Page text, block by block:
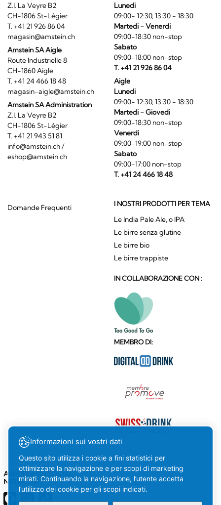
Z.I. La Veyre B2
CH-1806 St-Légier
T. +41 21 926 86 04
magasin@amstein.ch
Amstein SA Aigle
Route Industrielle 8
CH-1860 Aigle
T. +41 24 466 18 48
magasin-aigle@amstein.ch
Amstein SA Administration
Z.I. La Veyre B2
CH-1806 St-Légier
T. +41 21 943 51 81
info@amstein.ch/
eshop@amstein.ch
Lunedi
09:00- 12:30, 13:30 - 18:30
Martedi - Venerdi
09:00-18:30 non-stop
Sabato
09:00-18:00 non-stop
T. +41 21 926 86 04
Aigle
Lunedi
09:00- 12:30, 13:30 - 18:30
Martedi - Giovedi
09:00-18:30 non-stop
Venerdi
09:00-19:00 non-stop
Sabato
09:00-17:00 non-stop
T. +41 24 466 18 48
Domande Frequenti I NOSTRI PRODOTTI PER TEMA
Le India Pale Ale, o IPA
Le birre senza glutine
Le birre bio
Le birre trappiste
IN COLLABORAZIONE CON :
MEMBRO DI:
AMSTEIN SUI SOCIAL
NETWORK
Informazioni sui vostri dati
Questo sito utilizza i cookie a fini statistici per
ottimizzare la navigazione e per scopi di marketing
mirati. Continuando la navigazione, l’utente accetta
l’utilizzo dei cookie per gli scopi indicati.